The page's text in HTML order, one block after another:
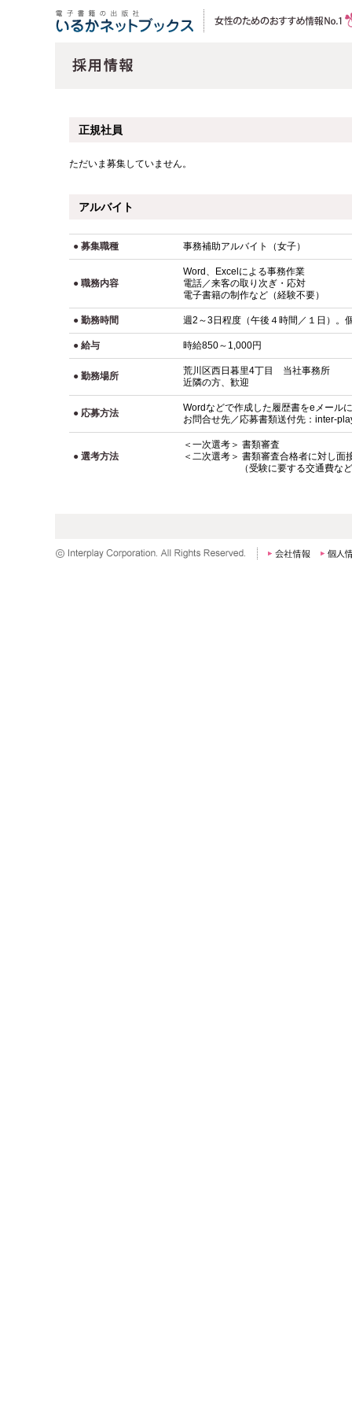
正規社員
ただいま募集していません。
アルバイト
● 募集職種 事務補助アルバイト（女子）
● 職務内容
Word、Excelによる事務作業
電話／来客の取り次ぎ・応対
電子書籍の制作など（経験不要）
● 勤務時間 週2～3日程度（午後４時間／１日）。
● 給与 時給850～1,000円
● 勤務場所
荒川区西日暮里4丁目 当社事務所
近隣の方、歓迎
● 応募方法
Wordなどで作成した履歴書をeメール
お問合せ先／応募書類送付先：inter-
● 選考方法
＜一次選考＞ 書類審査
＜二次選考＞ 書類審査合格者に対し面
（受験に要する交通費などは